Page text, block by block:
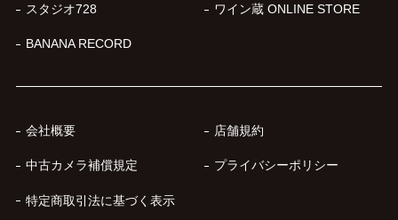
スタジオ728 ワイン蔵 ONLINE STORE
BANANA RECORD
会社概要 店舗規約
中古カメラ補償規定 プライバシーポリシー
特定商取引法に基づく表示